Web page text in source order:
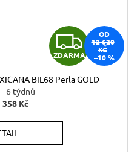
Z
D
ZDARMA
OD
12 620
KČ
–10 %
BIL68 Perla GOLD
- 6 týdnů
358 Kč